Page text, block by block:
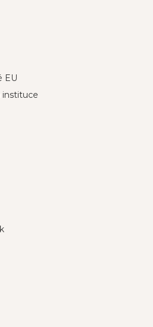
EU
instituce